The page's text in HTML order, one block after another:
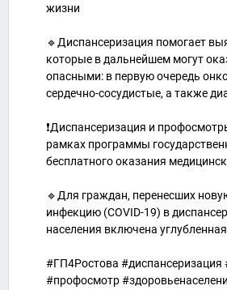
жизни
🔹Диспансеризация помогает
которые в дальнейшем могут
опасными: в первую очередь
сердечно-сосудистые, а также
❗️Диспансеризация и
рамках программы
бесплатного оказания
🔹Для граждан, перенесших
инфекцию (COVID-19) в
населения включена
#ГП4Ростова #диспансеризация
#профосмотр